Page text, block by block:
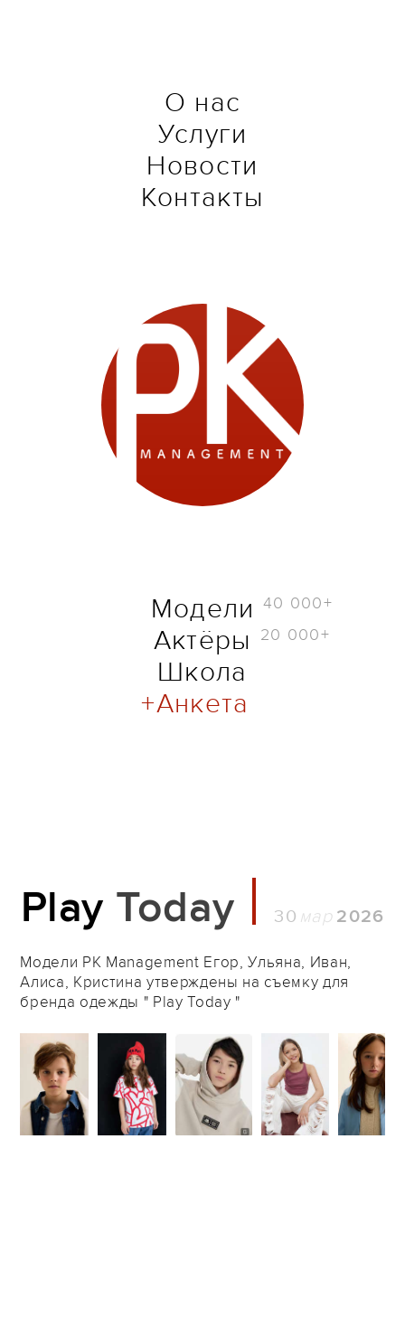
О нас
Услуги
Новости
Контакты
Модели 40 000+
Актёры 20 000+
Школа
Анкета
Play Today 30 2026
Модели PK Management Егор, Ульяна, Иван,
Алиса, Кристина утверждены на съемку для
бренда одежды " Play Today "